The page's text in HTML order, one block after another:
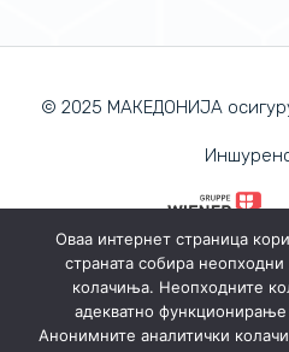
© 2025 МАКЕДОНИЈА
ПОЛИТИКА ЗА
ПОЛИТИКА ЗА
Оваа интернет страница
страната собира
колачиња. Неопходните
адекватно функционирање
Анонимните аналитички